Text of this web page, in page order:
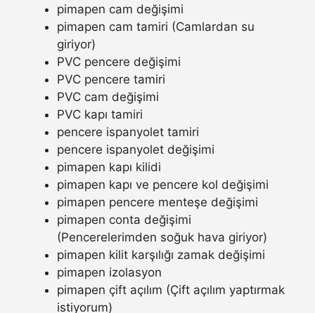
pimapen cam değişimi
pimapen cam tamiri (Camlardan su
giriyor)
PVC pencere değişimi
PVC pencere tamiri
PVC cam değişimi
PVC kapı tamiri
pencere ispanyolet tamiri
pencere ispanyolet değişimi
pimapen kapı kilidi
pimapen kapı ve pencere kol değişimi
pimapen pencere menteşe değişimi
pimapen conta değişimi
(Pencerelerimden soğuk hava giriyor)
pimapen kilit karşılığı zamak değişimi
pimapen izolasyon
pimapen çift açılım (Çift açılım yaptırmak
istiyorum)